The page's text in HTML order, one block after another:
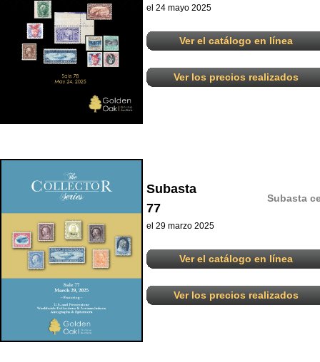
el 24 mayo 2025
Ver el catálogo en línea
Ver los precios realizados
Subasta
77
Subasta
el 29 marzo 2025
Ver el catálogo en línea
Ver los precios realizados